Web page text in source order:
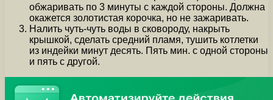
обжаривать по 3 минуты с каждой стороны. Должна
окажется золотистая корочка, но не зажаривать.
Налить чуть-чуть воды в сковороду, накрыть
крышкой, сделать средний пламя, тушить котлетки
из индейки минут десять. Пять мин. с одной стороны
и пять с другой.